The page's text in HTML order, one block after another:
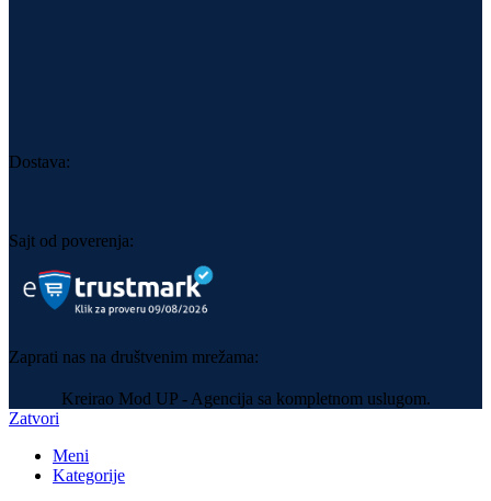
Dostava:
Sajt od poverenja:
Zaprati nas na društvenim mrežama:
Kreirao Mod UP - Agencija sa kompletnom uslugom.
Zatvori
Meni
Kategorije